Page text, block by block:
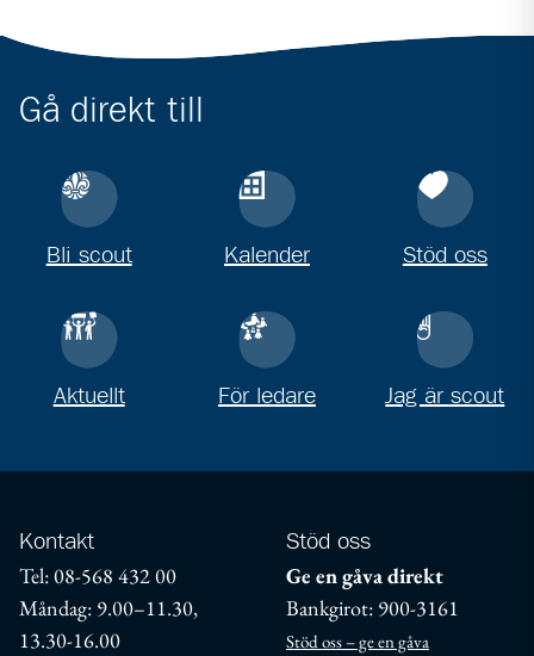
Gå direkt till
Bli scout Kalender Stöd oss
Aktuellt För ledare Jag är scout
Kontakt
Tel: 08-568 432 00
Måndag: 9.00–11.30,
13.30-16.00
Stöd oss
Ge en gåva direkt
Bankgirot: 900-3161
Stöd oss – ge en gåva